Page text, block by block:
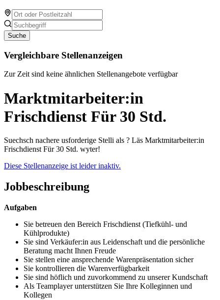
Suche
Vergleichbare Stellenanzeigen
Zur Zeit sind keine ähnlichen Stellenangebote verfügbar
Marktmitarbeiter:in
Frischdienst Für 30 Std.
Suechsch nachere usforderige Stelli als ? Läs Marktmitarbeiter:in
Frischdienst Für 30 Std. wyter!
Diese Stellenanzeige ist leider inaktiv.
Jobbeschreibung
Aufgaben
Sie betreuen den Bereich Frischdienst (Tiefkühl- und
Kühlprodukte)
Sie sind Verkäufer:in aus Leidenschaft und die persönliche
Beratung macht Ihnen Freude
Sie stellen eine ansprechende Warenpräsentation sicher
Sie kontrollieren die Warenverfügbarkeit
Sie sind höflich und zuvorkommend zu unserer Kundschaft
Als Teamplayer unterstützen Sie Ihre Kolleginnen und
Kollegen